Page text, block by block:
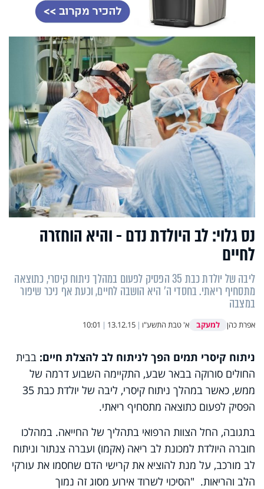
נס גלוי: לב היולדת נדם - והיא הוחזרה
לחיים
ליבה של יולדת כבת 35 הפסיק לפעום במהלך ניתוח קיסרי, כתוצאה
מתסחיף ריאתי. בחסדי ה' היא הושבה לחיים, וכעת אף ניכר שיפור
במצבה
אפרת כהן למעקב א' טבת התשע"ו |
13.12.15
|
10:01
ניתוח קיסרי תמים הפך לניתוח לב להצלת חיים: בבית
החולים סורוקה בבאר שבע, התקיימה השבוע דרמה של
ממש, כאשר במהלך ניתוח קיסרי, ליבה של יולדת כבת 35
הפסיק לפעום כתוצאה מתסחיף ריאתי.
בתגובה, החל הצוות הרפואי בתהליך של החייאה. במהלכו
חוברה היולדת למכונת לב ריאה (אקמו) ועברה צנתור וניתוח
לב מורכב, על מנת להוציא את קרישי הדם שחסמו את עורקי
הלב והריאות. "הסיכוי לשרוד אירוע מסוג זה נמוך